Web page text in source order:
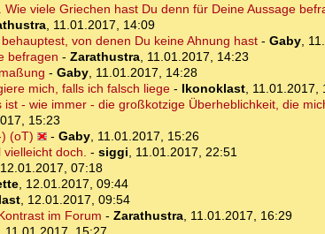
viele Griechen hast Du denn für Deine Aussage
, 11.01.2017, 14:09
von denen Du keine Ahnung hast- Gaby,
befragen - Zarathustra, 11.01.2017, 14:23
- Gaby, 11.01.2017, 14:28
mich, falls ich falsch liege- Ikonoklast, 11.01.2017,
- wie immer - die großkotzige Überheblichkeit, die
15:23
(oT)
- Gaby, 11.01.2017, 15:26
doch. - siggi, 11.01.2017, 22:51
12.01.2017, 07:18
, 12.01.2017, 09:44
, 12.01.2017, 09:54
im Forum - Zarathustra, 11.01.2017, 16:29